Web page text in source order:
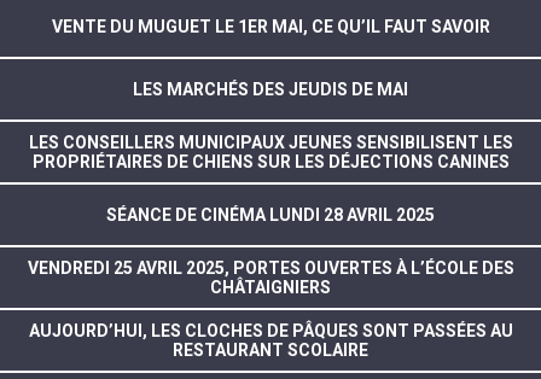
VENTE DU MUGUET LE 1ER MAI, CE QU’IL FAUT SAVOIR
LES MARCHÉS DES JEUDIS DE MAI
LES CONSEILLERS MUNICIPAUX JEUNES SENSIBILISENT LES
PROPRIÉTAIRES DE CHIENS SUR LES DÉJECTIONS CANINES
SÉANCE DE CINÉMA LUNDI 28 AVRIL 2025
VENDREDI 25 AVRIL 2025, PORTES OUVERTES À L’ÉCOLE DES
CHÂTAIGNIERS
AUJOURD’HUI, LES CLOCHES DE PÂQUES SONT PASSÉES AU
RESTAURANT SCOLAIRE